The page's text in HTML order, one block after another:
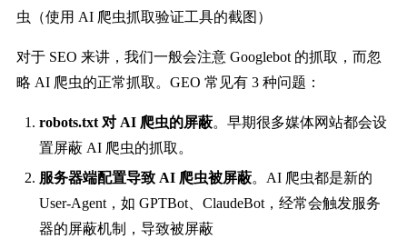
虫（使用 AI 爬虫抓取验证工具的截图）
对于 SEO 来讲，我们一般会注意 Googlebot 的抓取，而忽
略 AI 爬虫的正常抓取。GEO 常见有 3 种问题：
robots.txt 对 AI 爬虫的屏蔽。早期很多媒体网站都会设
置屏蔽 AI 爬虫的抓取。
服务器端配置导致 AI 爬虫被屏蔽。AI 爬虫都是新的
User-Agent，如 GPTBot、ClaudeBot，经常会触发服务
器的屏蔽机制，导致被屏蔽